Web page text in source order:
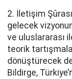
2. İletişim
gelecek
ve uluslararası
teorik
dönüştürecek
Bildirge,